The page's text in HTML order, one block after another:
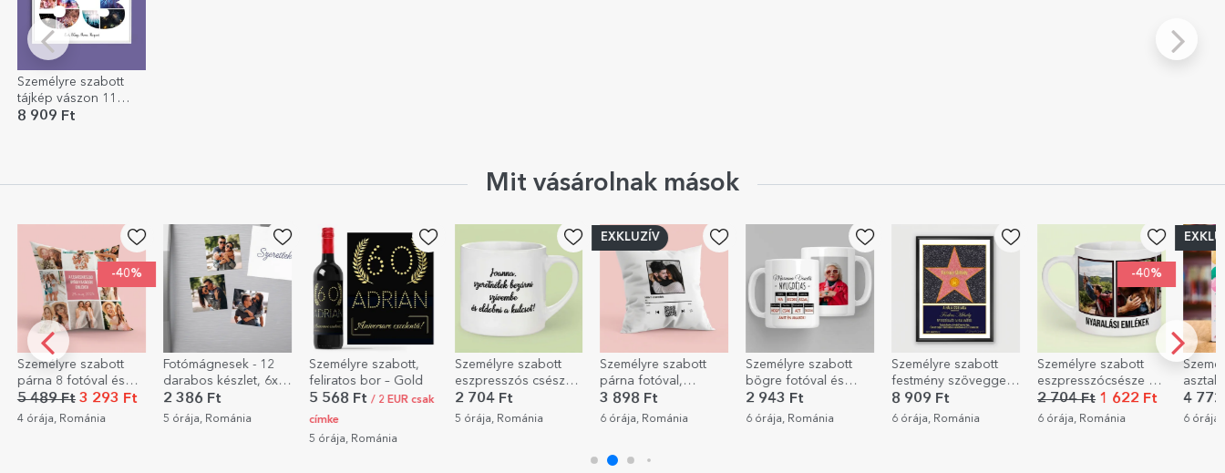
Személyre szabott
tájkép vászon 11
fotóval, 53-as
8 909 Ft
Mit vásárolnak mások
Fotómágnesek - 12
darabos készlet, 6x6
cm
2 386 Ft
5 órája, Románia
Személyre szabott,
feliratos bor – Gold
5 568 Ft
címke
Személyre szabott
eszpresszós csésze
fotóval és szöveggel
2 704 Ft
5 órája, Románia
Személyre szabott
párna fotóval,
szöveggel és QR-
kóddal – A mi
3 898 Ft
6 órája, Románia
Személyre szabott
bögre fotóval és
üzenettel –
Nyugdíjazás
2 943 Ft
6 órája, Románia
Személyre szabott
festmény szöveggel –
Hálaszív a
nyugdíjazás
8 909 Ft
6 órája, Románia
-40%
Személyre szabott
eszpresszócsésze 5
fotóval és szöveggel
- Emlékek
2 704 Ft
6 órája, Románia
Személyre szabott
asztali képkeret
szöveggel és fotóval
- Boldog
4 772 Ft
6 órája, Románia
397
6 órája,